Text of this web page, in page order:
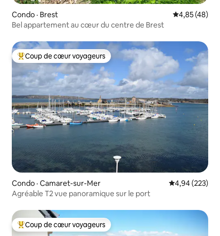
Condo · Brest Note
4,85 (48)
Bel appartement au cœur du centre de Brest
Coup de cœur voyageurs parmi les plus aimés
Coup de cœur voyageurs
Condo · Camaret-sur-Mer Note
4,94 (223)
Agréable T2 vue panoramique sur le port
Coup de cœur voyageurs parmi les plus aimés
Coup de cœur voyageurs